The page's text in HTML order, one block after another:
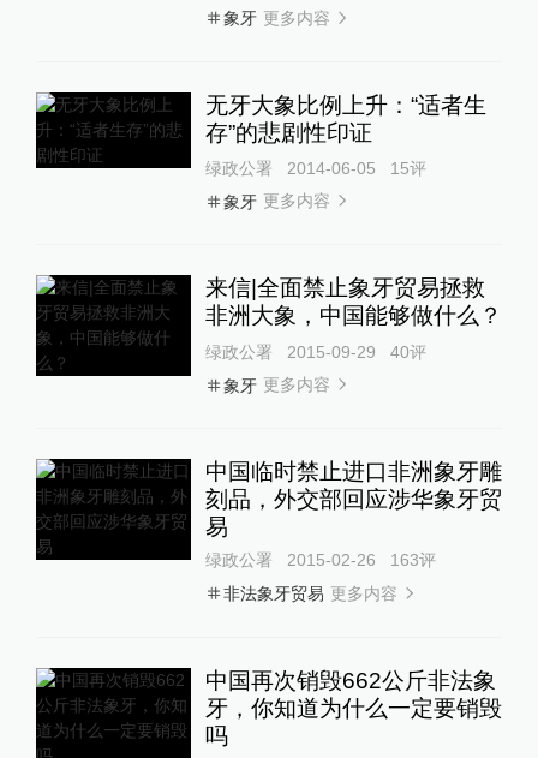
象牙 更多内容
无牙大象比例上升：“适者生
存”的悲剧性印证
绿政公署 2014-06-05 15评
象牙 更多内容
来信|全面禁止象牙贸易拯救
非洲大象，中国能够做什么？
绿政公署 2015-09-29 40评
象牙 更多内容
中国临时禁止进口非洲象牙雕
刻品，外交部回应涉华象牙贸
易
绿政公署 2015-02-26 163评
非法象牙贸易 更多内容
中国再次销毁662公斤非法象
牙，你知道为什么一定要销毁
吗